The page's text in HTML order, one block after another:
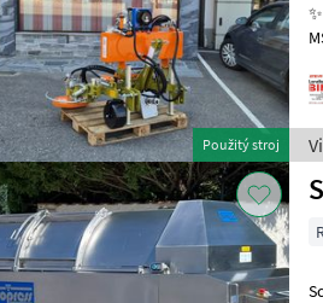
Použitý stroj